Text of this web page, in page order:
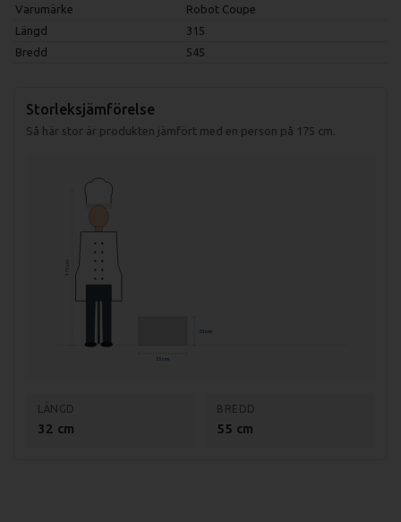
Varumärke
Robot Coupe
Längd
315
Bredd
545
Storleksjämförelse
Så här stor är produkten jämfört med en person på 175 cm.
175 cm
32 cm
55 cm
LÄNGD
32 cm
BREDD
55 cm